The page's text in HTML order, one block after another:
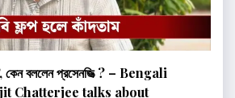
কেন বললেন প্রসেনজিত্‍ ? – Bengali
Chatterjee talks about